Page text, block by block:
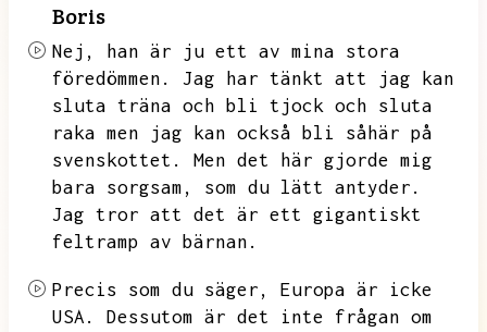
Boris
Nej,
han är ju ett av mina stora
föredömmen.
Jag har tänkt att jag kan
sluta träna och bli tjock och sluta
raka men jag kan också bli såhär på
svenskottet.
Men det här gjorde mig
bara sorgsam,
som du lätt antyder.
Jag tror att det är ett gigantiskt
feltramp av bärnan.
Precis som du säger,
Europa är icke
USA.
Dessutom är det inte frågan om